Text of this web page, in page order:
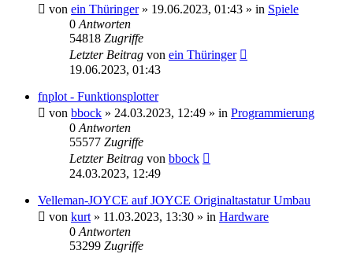
von ein Thüringer» 19.06.2023, 01:43 » in Spiele
0 Antworten
54818 Zugriffe
Letzter Beitrag von ein Thüringer
19.06.2023, 01:43
fnplot - Funktionsplotter
von bbock » 24.03.2023, 12:49 » in Programmierung
0 Antworten
55577 Zugriffe
Letzter Beitrag von bbock
24.03.2023, 12:49
Velleman-JOYCE auf JOYCE Originaltastatur Umbau
von kurt » 11.03.2023, 13:30 » in Hardware
0 Antworten
53299 Zugriffe